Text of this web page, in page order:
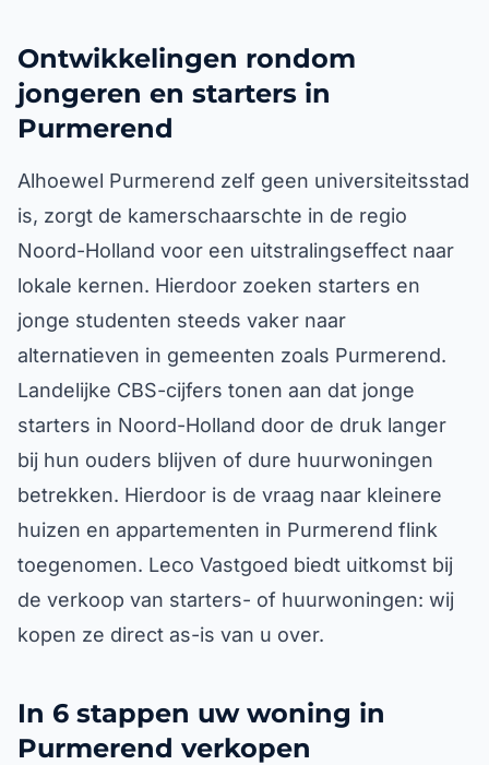
Ontwikkelingen rondom
jongeren en starters in
Purmerend
Alhoewel Purmerend zelf geen universiteitsstad
is, zorgt de kamerschaarschte in de regio
Noord-Holland voor een uitstralingseffect naar
lokale kernen. Hierdoor zoeken starters en
jonge studenten steeds vaker naar
alternatieven in gemeenten zoals Purmerend.
Landelijke CBS-cijfers tonen aan dat jonge
starters in Noord-Holland door de druk langer
bij hun ouders blijven of dure huurwoningen
betrekken. Hierdoor is de vraag naar kleinere
huizen en appartementen in Purmerend flink
toegenomen. Leco Vastgoed biedt uitkomst bij
de verkoop van starters- of huurwoningen: wij
kopen ze direct as-is van u over.
In 6 stappen uw woning in
Purmerend verkopen